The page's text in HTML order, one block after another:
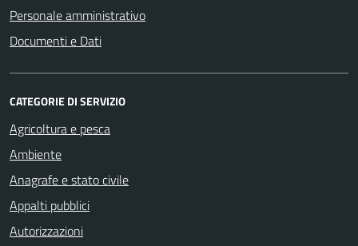
Personale amministrativo
Documenti e Dati
CATEGORIE DI SERVIZIO
Agricoltura e pesca
Ambiente
Anagrafe e stato civile
Appalti pubblici
Autorizzazioni